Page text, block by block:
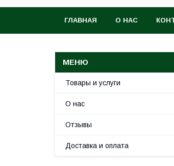
ГЛАВНАЯ О НАС
Товары и услуги
О нас
Отзывы
Доставка и оплата